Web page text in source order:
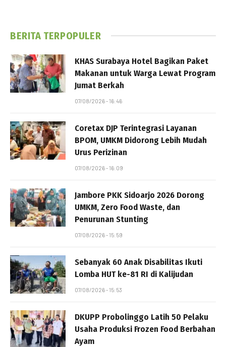
BERITA TERPOPULER
KHAS Surabaya Hotel Bagikan Paket
Makanan untuk Warga Lewat Program
Jumat Berkah
07/08/2026 - 16:46
Coretax DJP Terintegrasi Layanan
BPOM, UMKM Didorong Lebih Mudah
Urus Perizinan
07/08/2026 - 16:09
Jambore PKK Sidoarjo 2026 Dorong
UMKM, Zero Food Waste, dan
Penurunan Stunting
07/08/2026 - 15:59
Sebanyak 60 Anak Disabilitas Ikuti
Lomba HUT ke-81 RI di Kalijudan
07/08/2026 - 15:53
DKUPP Probolinggo Latih 50 Pelaku
Usaha Produksi Frozen Food Berbahan
Ayam